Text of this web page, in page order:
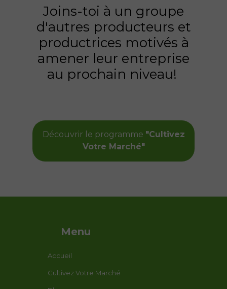
Joins-toi à un groupe
d'autres producteurs et
productrices motivés à
amener leur entreprise
au prochain niveau!
Découvrir le programme "Cultivez
Votre Marché"
Menu
Accueil
Cultivez Votre Marché